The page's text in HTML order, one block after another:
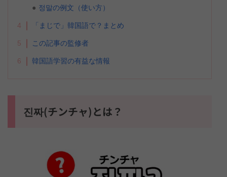
정말の例文（使い方）
4 「まじで」韓国語で？まとめ
5 この記事の監修者
6 韓国語学習の有益な情報
진짜(チンチャ)とは？